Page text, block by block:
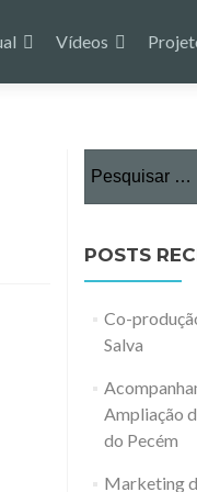
Vídeos
por:
POSTS
Co-
Salva
Ampliação
do Pecém
Marketing